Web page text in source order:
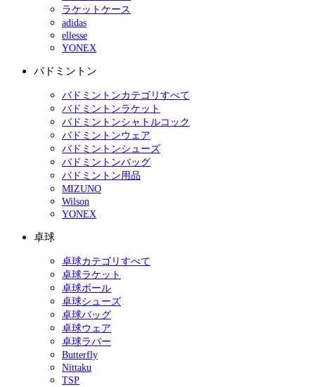
ラケットケース
adidas
ellesse
YONEX
バドミントン
バドミントンカテゴリすべて
バドミントンラケット
バドミントンシャトルコック
バドミントンウェア
バドミントンシューズ
バドミントンバッグ
バドミントン用品
MIZUNO
Wilson
YONEX
卓球
卓球カテゴリすべて
卓球ラケット
卓球ボール
卓球シューズ
卓球バッグ
卓球ウェア
卓球ラバー
Butterfly
Nittaku
TSP